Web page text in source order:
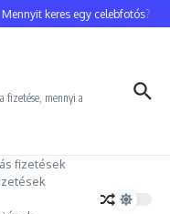
keres egy celebfotós?
fizetése, mennyi a
fizetések